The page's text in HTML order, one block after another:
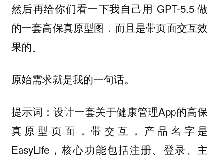
然后再给你们看一下我自己用 GPT-5.5 做
的一套高保真原型图，而且是带页面交互效
果的。
原始需求就是我的一句话。
提示词：设计一套关于健康管理App的高保
真原型页面，带交互，产品名字是
EasyLife，核心功能包括注册、登录、主